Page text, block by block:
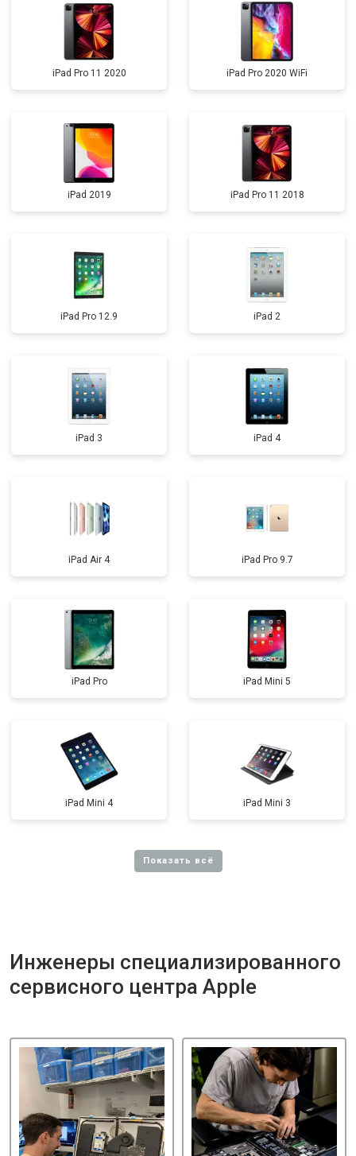
iPad Pro 11 2020 iPad Pro 2020 WiFi
iPad 2019 iPad Pro 11 2018
iPad Pro 12.9 iPad 2
iPad 3 iPad 4
iPad Air 4 iPad Pro 9.7
iPad Pro iPad Mini 5
iPad Mini 4 iPad Mini 3
Инженеры специализированного
сервисного центра Apple